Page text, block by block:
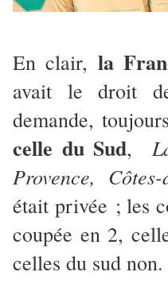
En clair, la
avait le droit
demande,
celle du Sud,
Provence,
était privée ; les
coupée en 2,
celles du sud non.